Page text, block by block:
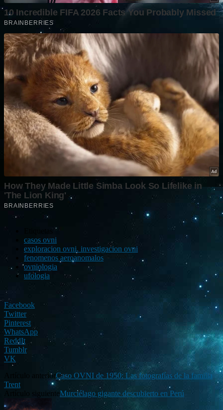
casos ovni
exploracion ovni. investigacion ovni
fenomenos aeroanomalos
ovniologia
ufologia
Facebook
Twitter
Pinterest
WhatsApp
ReddIt
Tumblr
VK
Artículo anteriorCaso OVNI de 1950: Las fotografías de la familia
Trent
Artículo siguienteMurciélago gigante descubierto en Perú